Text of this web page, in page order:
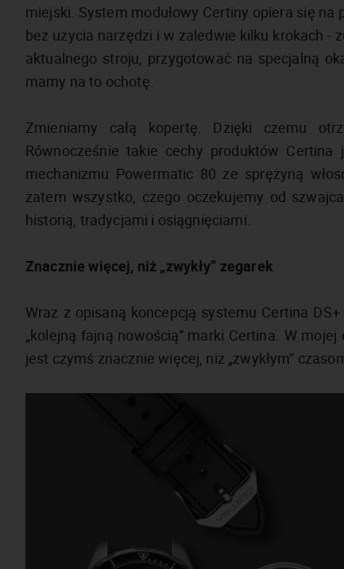
miejski. System modułowy Certiny opiera się
bez użycia narzędzi i w zaledwie kilku krokach -
aktualnego stroju, przygotować na specjalną
mamy na to ochotę.
Zmieniamy całą kopertę. Dzięki czemu
Równocześnie takie cechy produktów Certina
mechanizmu Powermatic 80 ze sprężyną
zatem wszystko, czego oczekujemy od
historią, tradycjami i osiągnięciami.
Znacznie więcej, niż „zwykły” zegarek
Wraz z opisaną koncepcją systemu Certina
„kolejną fajną nowością” marki Certina. W
jest czymś znacznie więcej, niż „zwykłym”